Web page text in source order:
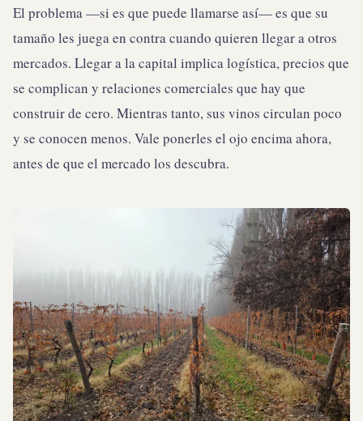
El problema —si es que puede llamarse así— es que su
tamaño les juega en contra cuando quieren llegar a otros
mercados. Llegar a la capital implica logística, precios que
se complican y relaciones comerciales que hay que
construir de cero. Mientras tanto, sus vinos circulan poco
y se conocen menos. Vale ponerles el ojo encima ahora,
antes de que el mercado los descubra.